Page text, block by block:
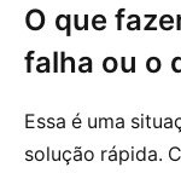
O que
falha ou o
Essa é uma
solução rápida.